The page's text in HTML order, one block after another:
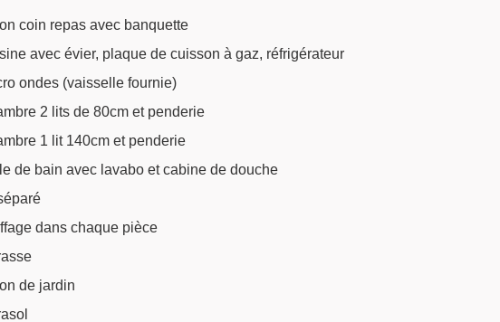
coin repas avec banquette
avec évier, plaque de cuisson à gaz, réfrigérateur
ondes (vaisselle fournie)
2 lits de 80cm et penderie
1 lit 140cm et penderie
de bain avec lavabo et cabine de douche
dans chaque pièce
de jardin